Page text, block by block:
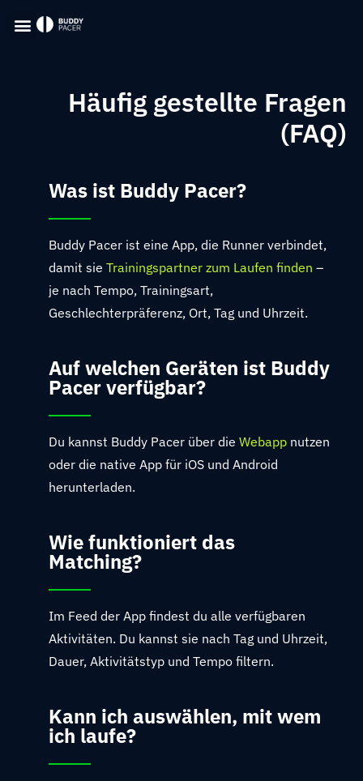
Häufig gestellte Fragen
(FAQ)
Was ist Buddy Pacer?
Buddy Pacer ist eine App, die Runner verbindet,
damit sie Trainingspartner zum Laufen finden –
je nach Tempo, Trainingsart,
Geschlechterpräferenz, Ort, Tag und Uhrzeit.
Auf welchen Geräten ist Buddy
Pacer verfügbar?
Du kannst Buddy Pacer über die Webapp nutzen
oder die native App für iOS und Android
herunterladen.
Wie funktioniert das
Matching?
Im Feed der App findest du alle verfügbaren
Aktivitäten. Du kannst sie nach Tag und Uhrzeit,
Dauer, Aktivitätstyp und Tempo filtern.
Kann ich auswählen, mit wem
ich laufe?